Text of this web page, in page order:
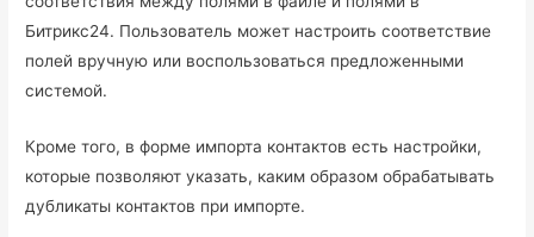
Битрикс24. Пользователь может настроить соответствие
полей вручную или воспользоваться предложенными
системой.
Кроме того, в форме импорта контактов есть настройки,
которые позволяют указать, каким образом обрабатывать
дубликаты контактов при импорте.